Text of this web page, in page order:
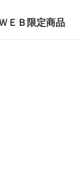
ＥＢ限定商品